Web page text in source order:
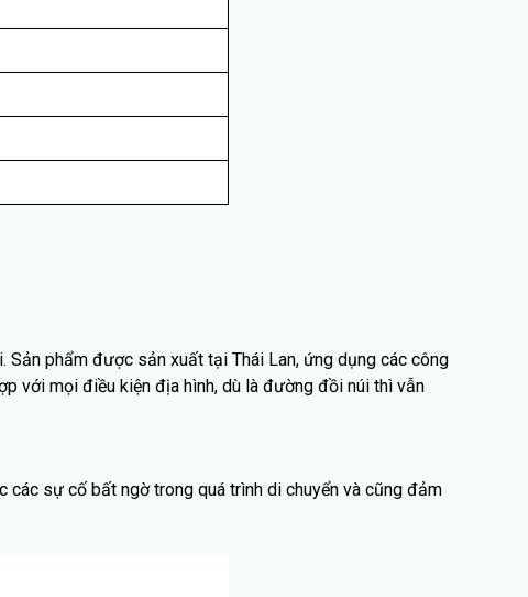
phẩm được sản xuất tại Thái Lan, ứng dụng các công
với mọi điều kiện địa hình, dù là đường đồi núi thì vẫn
sự cố bất ngờ trong quá trình di chuyển và cũng đảm